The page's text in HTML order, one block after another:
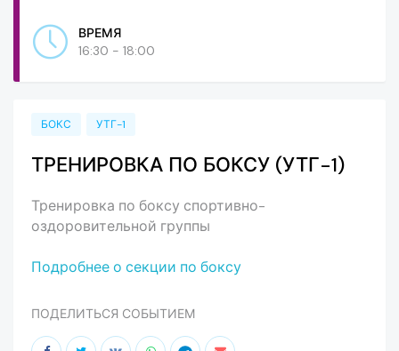
ВРЕМЯ
16:30 - 18:00
БОКС УТГ-1
ТРЕНИРОВКА ПО БОКСУ (УТГ-1)
Тренировка по боксу спортивно-
оздоровительной группы
Подробнее о секции по боксу
ПОДЕЛИТЬСЯ СОБЫТИЕМ